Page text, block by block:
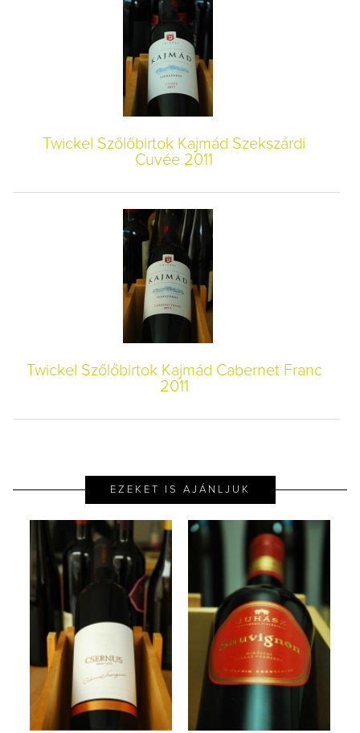
Twickel Szőlőbirtok Kajmád Szekszárdi
Cuvée 2011
Twickel Szőlőbirtok Kajmád Cabernet Franc
2011
EZEKET IS AJÁNLJUK